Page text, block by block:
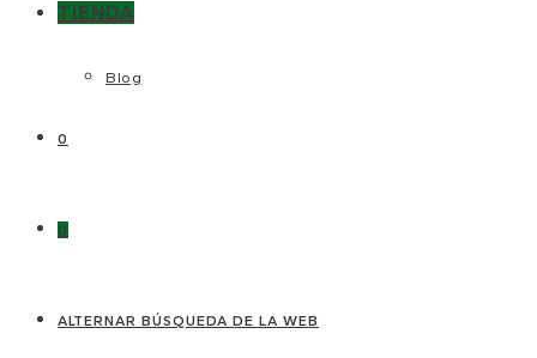
TIENDA
Blog
0
0
ALTERNAR BÚSQUEDA DE LA WEB